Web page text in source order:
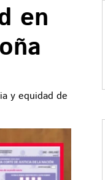
en
y equidad de